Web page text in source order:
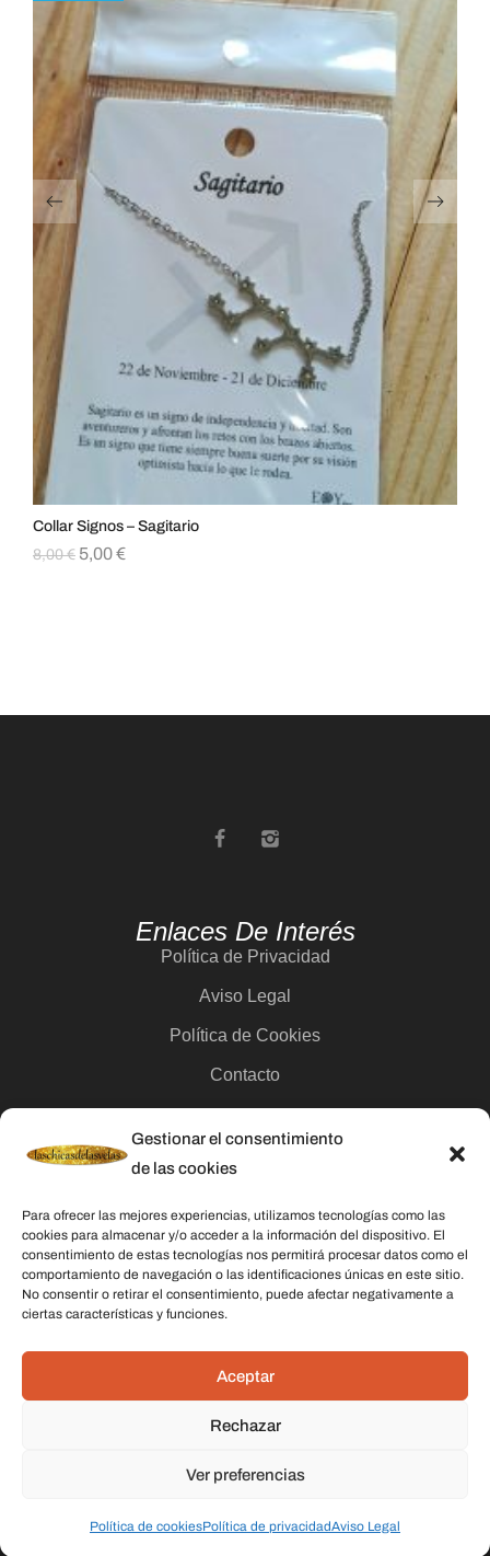
Gestionar el consentimiento
de las cookies
Para ofrecer las mejores experiencias, utilizamos tecnologías como las
cookies para almacenar y/o acceder a la información del dispositivo. El
consentimiento de estas tecnologías nos permitirá procesar datos como el
comportamiento de navegación o las identificaciones únicas en este sitio.
No consentir o retirar el consentimiento, puede afectar negativamente a
ciertas características y funciones.
Aceptar
Rechazar
Ver preferencias
Política de cookiesPolítica de privacidadAviso Legal
Collar Signos – Sagitario
8,00€ 5,00€
Enlaces De Interés
Política de Privacidad
Aviso Legal
Política de Cookies
Contacto
Categorías
Velas
Inciensos
Aceites esenciales
Aguas rituales y colonias
Datos De Contacto
Dirección:C/ Stella Maris, 20 50015 Zaragoza
laschicasdelasvelas2@hotmail.com